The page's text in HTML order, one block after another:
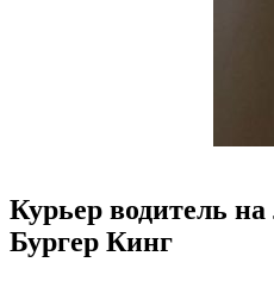
Курьер водитель
Бургер Кинг